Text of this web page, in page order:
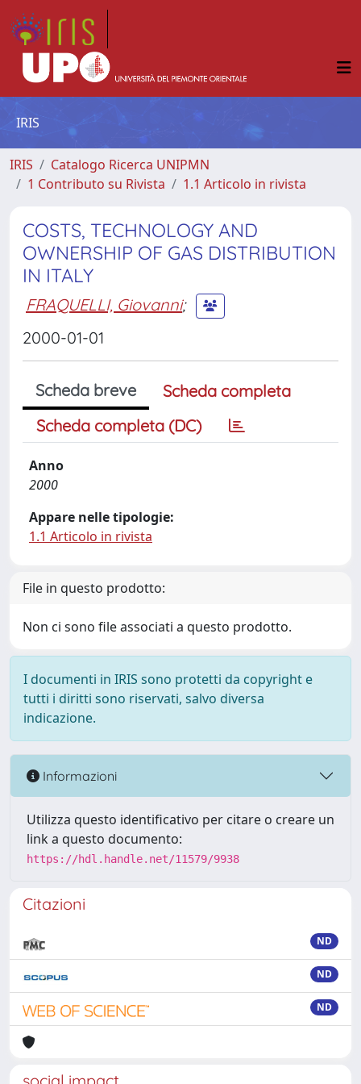
IRIS
IRIS
Catalogo Ricerca UNIPMN
1 Contributo su Rivista
1.1 Articolo in rivista
COSTS, TECHNOLOGY AND
OWNERSHIP OF GAS DISTRIBUTION
IN ITALY
FRAQUELLI, Giovanni;
2000-01-01
Scheda breve
Scheda completa
Scheda completa (DC)
Anno
2000
Appare nelle tipologie:
1.1 Articolo in rivista
File in questo prodotto:
Non ci sono file associati a questo prodotto.
I documenti in IRIS sono protetti da copyright e
tutti i diritti sono riservati, salvo diversa
indicazione.
Informazioni
Utilizza questo identificativo per citare o creare un
link a questo documento:
https://hdl.handle.net/11579/9938
Citazioni
ND
ND
ND